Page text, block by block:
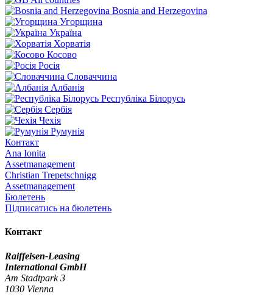
Bosnia and Herzegovina
Угорщина
Україна
Хорватія
Косово
Росія
Словаччина
Албанія
Республіка Білорусь
Сербія
Чехія
Румунія
Контакт
Ana Ionita
Assetmanagement
Christian Trepetschnigg
Assetmanagement
Бюлетень
Підписатись на бюлетень
Контакт
Raiffeisen-Leasing
International GmbH
Am Stadtpark 3
1030 Vienna